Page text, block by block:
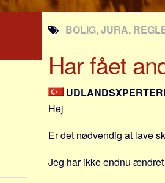
BOLIG, JURA,
Har fået
Hej
Er det nødvendig at lave
Jeg har ikke endnu